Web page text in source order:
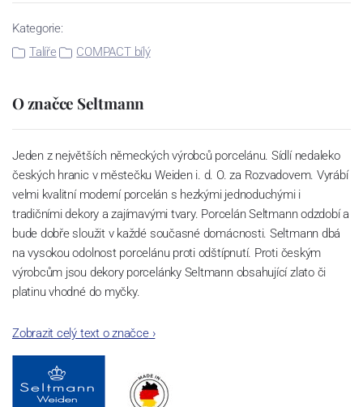
Kategorie:
Talíře
COMPACT bílý
O značce Seltmann
Jeden z největších německých výrobců porcelánu. Sídlí nedaleko
českých hranic v městečku Weiden i. d. O. za Rozvadovem. Vyrábí
velmi kvalitní moderní porcelán s hezkými jednoduchými i
tradičními dekory a zajímavými tvary. Porcelán Seltmann odzdobí a
bude dobře sloužit v každé současné domácnosti. Seltmann dbá
na vysokou odolnost porcelánu proti odštípnutí. Proti českým
výrobcům jsou dekory porcelánky Seltmann obsahující zlato či
platinu vhodné do myčky.
Zobrazit celý text o značce›